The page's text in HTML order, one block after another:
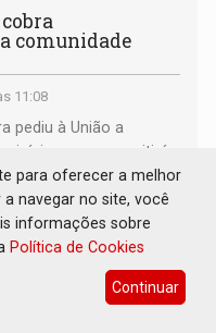
comunidade
11:08
pediu à União a
o que permitirá
fé
para oferecer a melhor
navegar no site, você
informações sobre
Política de Cookies
Continuar